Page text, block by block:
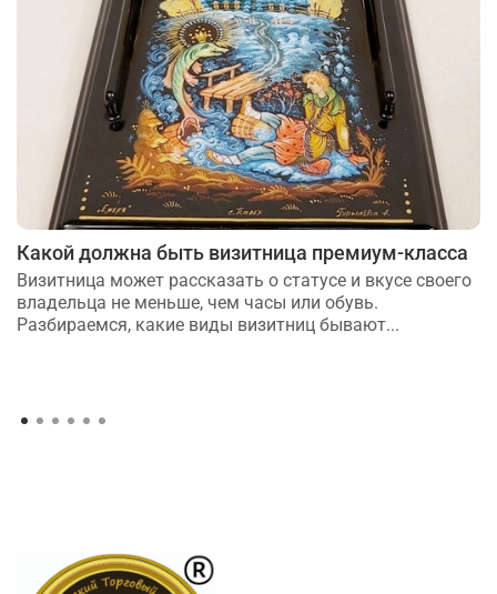
Какой должна быть визитница премиум-класса
Визитница может рассказать о статусе и вкусе своего
владельца не меньше, чем часы или обувь.
Разбираемся, какие виды визитниц бывают...